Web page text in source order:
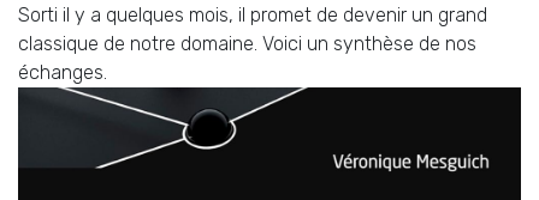
Sorti il y a quelques mois, il promet de devenir un grand
classique de notre domaine. Voici un synthèse de nos
échanges.